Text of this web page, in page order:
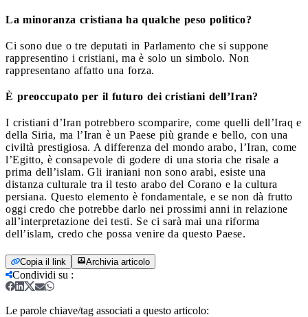
La minoranza cristiana ha qualche peso politico?
Ci sono due o tre deputati in Parlamento che si suppone
rappresentino i cristiani, ma è solo un simbolo. Non
rappresentano affatto una forza.
È preoccupato per il futuro dei cristiani dell’Iran?
I cristiani d’Iran potrebbero scomparire, come quelli dell’Iraq e
della Siria, ma l’Iran è un Paese più grande e bello, con una
civiltà prestigiosa. A differenza del mondo arabo, l’Iran, come
l’Egitto, è consapevole di godere di una storia che risale a
prima dell’islam. Gli iraniani non sono arabi, esiste una
distanza culturale tra il testo arabo del Corano e la cultura
persiana. Questo elemento è fondamentale, e se non dà frutto
oggi credo che potrebbe darlo nei prossimi anni in relazione
all’interpretazione dei testi. Se ci sarà mai una riforma
dell’islam, credo che possa venire da questo Paese.
Copia il link Archivia articolo
Condividi su :
Le parole chiave/tag associati a questo articolo: